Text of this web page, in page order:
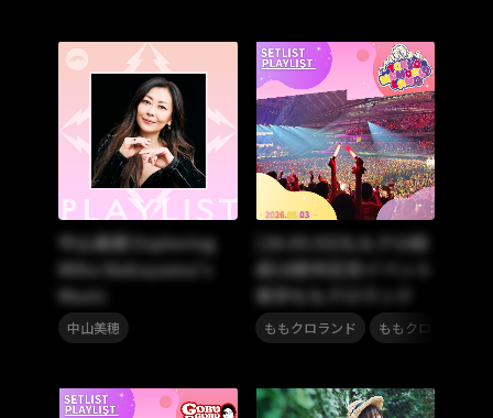
中山美穂 Exploring
Miho Nakayama’s
Music
中山美穂
[26.05.03]ももクロ結
成18周年記念イベント
東京ももクロランド
ももクロランド ももクロ